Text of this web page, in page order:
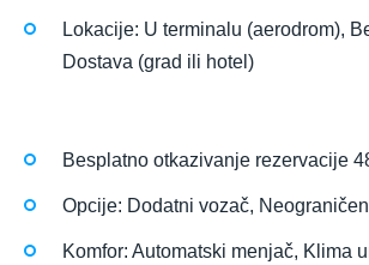
Lokacije: U terminalu (aerodrom),
Dostava (grad ili hotel)
Besplatno otkazivanje rezervacije
Opcije: Dodatni vozač,
Komfor: Automatski menjač, Klima